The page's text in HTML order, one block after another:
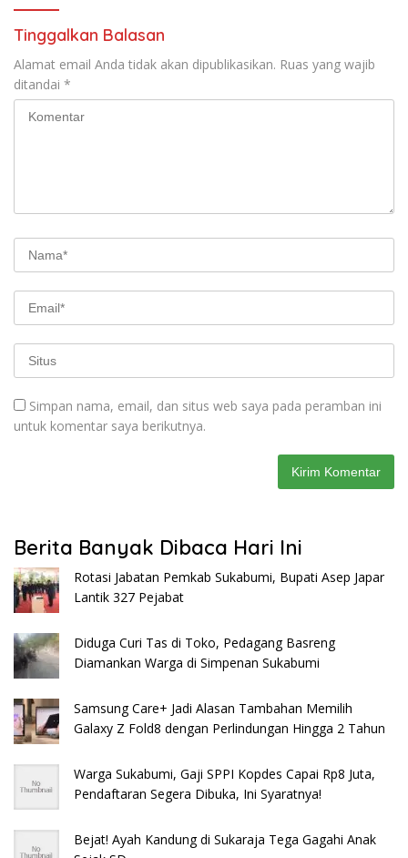
Tinggalkan Balasan
Alamat email Anda tidak akan dipublikasikan. Ruas yang wajib
ditandai *
Simpan nama, email, dan situs web saya pada peramban ini
untuk komentar saya berikutnya.
Berita Banyak Dibaca Hari Ini
Rotasi Jabatan Pemkab Sukabumi, Bupati Asep Japar
Lantik 327 Pejabat
Diduga Curi Tas di Toko, Pedagang Basreng
Diamankan Warga di Simpenan Sukabumi
Samsung Care+ Jadi Alasan Tambahan Memilih
Galaxy Z Fold8 dengan Perlindungan Hingga 2 Tahun
Warga Sukabumi, Gaji SPPI Kopdes Capai Rp8 Juta,
Pendaftaran Segera Dibuka, Ini Syaratnya!
Bejat! Ayah Kandung di Sukaraja Tega Gagahi Anak